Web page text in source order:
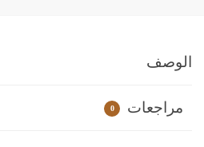
الوصف
مراجعات 0